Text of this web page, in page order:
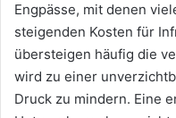
Engpässe, mit denen
steigenden Kosten für
übersteigen häufig die
wird zu einer
Druck zu mindern. Eine